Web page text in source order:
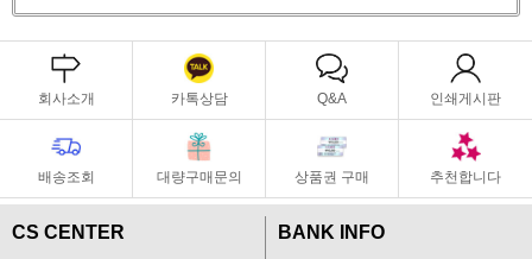
회사소개 카톡상담 Q&A 인쇄게시판
배송조회 대량구매문의 상품권 구매 추천합니다
CS CENTER
BANK INFO